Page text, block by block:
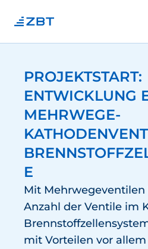
Über Uns
Abteilungen
Ausstattung
Gute
Gremien
Unser Netzwerk
Forschung
PROJEKTSTART:
ENTWICKLUNG
MEHRWEGE-
E
Mit Mehrwegeventilen
Anzahl der Ventile im
mit Vorteilen vor